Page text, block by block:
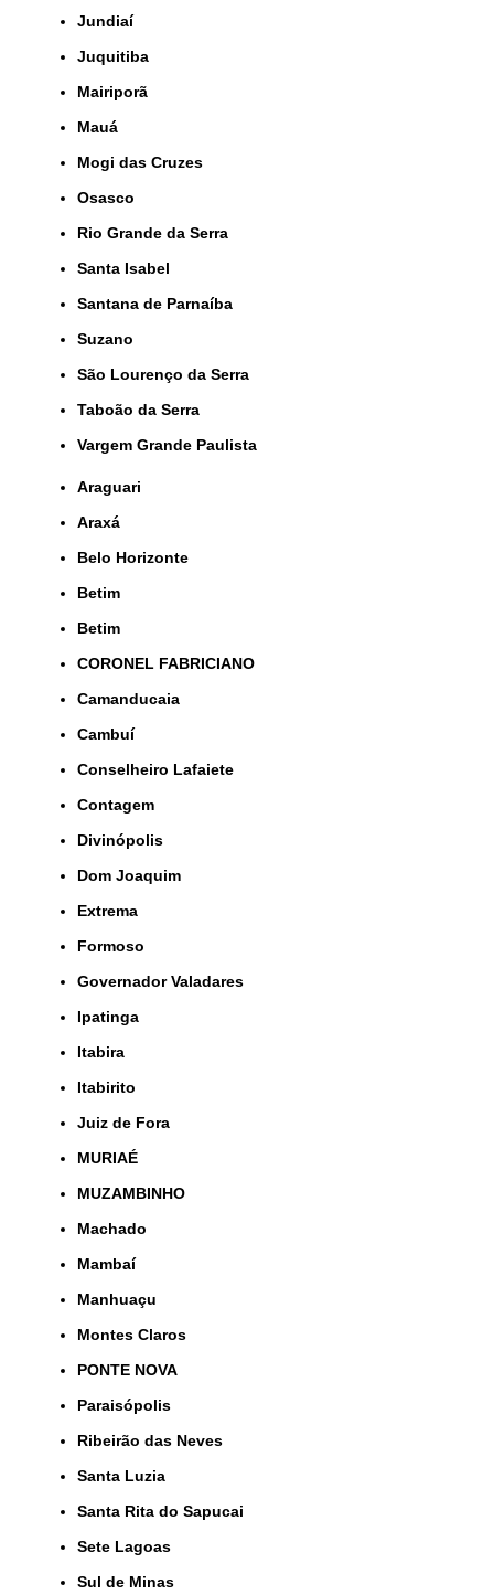
Jundiaí
Juquitiba
Mairiporã
Mauá
Mogi das Cruzes
Osasco
Rio Grande da Serra
Santa Isabel
Santana de Parnaíba
Suzano
São Lourenço da Serra
Taboão da Serra
Vargem Grande Paulista
Araguari
Araxá
Belo Horizonte
Betim
Betim
CORONEL FABRICIANO
Camanducaia
Cambuí
Conselheiro Lafaiete
Contagem
Divinópolis
Dom Joaquim
Extrema
Formoso
Governador Valadares
Ipatinga
Itabira
Itabirito
Juiz de Fora
MURIAÉ
MUZAMBINHO
Machado
Mambaí
Manhuaçu
Montes Claros
PONTE NOVA
Paraisópolis
Ribeirão das Neves
Santa Luzia
Santa Rita do Sapucai
Sete Lagoas
Sul de Minas